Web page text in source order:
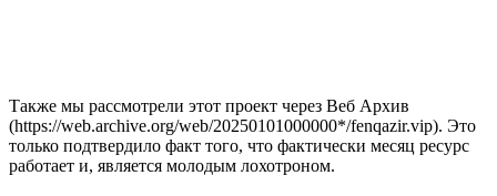
Также мы рассмотрели этот проект через Веб Архив
(https://web.archive.org/web/20250101000000*/fenqazir.vip). Это
только подтвердило факт того, что фактически месяц ресурс
работает и, является молодым лохотроном.